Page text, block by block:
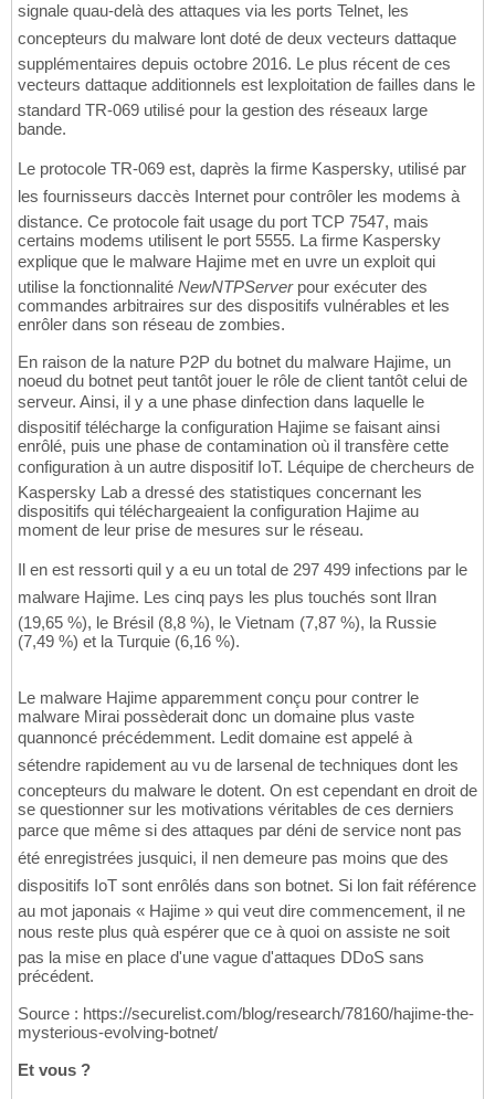
signale quau-delà des attaques via les ports Telnet, les
concepteurs du malware lont doté de deux vecteurs dattaque
supplémentaires depuis octobre 2016. Le plus récent de ces
vecteurs dattaque additionnels est lexploitation de failles dans le
standard TR-069 utilisé pour la gestion des réseaux large
bande.
Le protocole TR-069 est, daprès la firme Kaspersky, utilisé par
les fournisseurs daccès Internet pour contrôler les modems à
distance. Ce protocole fait usage du port TCP 7547, mais
certains modems utilisent le port 5555. La firme Kaspersky
explique que le malware Hajime met en uvre un exploit qui
utilise la fonctionnalité NewNTPServerpour exécuter des
commandes arbitraires sur des dispositifs vulnérables et les
enrôler dans son réseau de zombies.
En raison de la nature P2P du botnet du malware Hajime, un
noeud du botnet peut tantôt jouer le rôle de client tantôt celui de
serveur. Ainsi, il y a une phase dinfection dans laquelle le
dispositif télécharge la configuration Hajime se faisant ainsi
enrôlé, puis une phase de contamination où il transfère cette
configuration à un autre dispositif IoT. Léquipe de chercheurs de
Kaspersky Lab a dressé des statistiques concernant les
dispositifs qui téléchargeaient la configuration Hajime au
moment de leur prise de mesures sur le réseau.
Il en est ressorti quil y a eu un total de 297 499 infections par le
malware Hajime. Les cinq pays les plus touchés sont lIran
(19,65 %), le Brésil (8,8 %), le Vietnam (7,87 %), la Russie
(7,49 %) et la Turquie (6,16 %).
Le malware Hajime apparemment conçu pour contrer le
malware Mirai possèderait donc un domaine plus vaste
quannoncé précédemment. Ledit domaine est appelé à
sétendre rapidement au vu de larsenal de techniques dont les
concepteurs du malware le dotent. On est cependant en droit de
se questionner sur les motivations véritables de ces derniers
parce que même si des attaques par déni de service nont pas
été enregistrées jusquici, il nen demeure pas moins que des
dispositifs IoT sont enrôlés dans son botnet. Si lon fait référence
au mot japonais « Hajime » qui veut dire commencement, il ne
nous reste plus quà espérer que ce à quoi on assiste ne soit
pas la mise en place d'une vague d'attaques DDoS sans
précédent.
Source : https://securelist.com/blog/research/78160/hajime-the-
mysterious-evolving-botnet/
Et vous ?